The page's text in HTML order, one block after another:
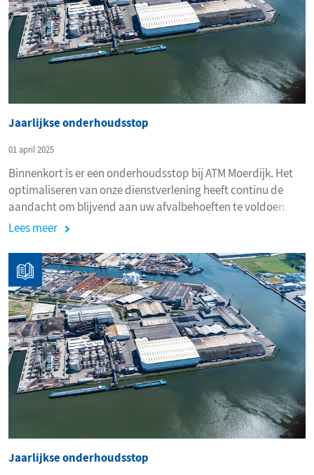
Jaarlijkse onderhoudsstop
01 april 2025
Binnenkort is er een onderhoudsstop bij ATM Moerdijk. Het
optimaliseren van onze dienstverlening heeft continu de
aandacht om blijvend aan uw afvalbehoeften te voldoen.
Lees meer
Jaarlijkse onderhoudsstop